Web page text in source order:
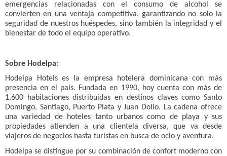
emergencias relacionadas con el consumo de alcohol se
convierten en una ventaja competitiva, garantizando no solo la
seguridad de nuestros huéspedes, sino también la integridad y el
bienestar de todo el equipo operativo.
Sobre Hodelpa:
Hodelpa Hotels es la empresa hotelera dominicana con más
presencia en el país. Fundada en 1990, hoy cuenta con más de
1,600 habitaciones distribuidas en destinos claves como Santo
Domingo, Santiago, Puerto Plata y Juan Dolio. La cadena ofrece
una variedad de hoteles tanto urbanos como de playa y sus
propiedades atienden a una clientela diversa, que va desde
viajeros de negocios hasta turistas en busca de ocio y aventura.
Hodelpa se distingue por su combinación de confort moderno con